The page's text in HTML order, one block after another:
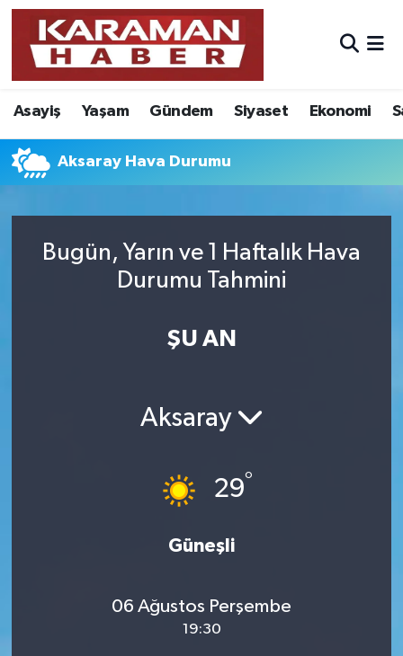
Asayiş Yaşam Gündem Siyaset Ekonomi
Aksaray Hava Durumu
Bugün, Yarın ve 1 Haftalık Hava
Durumu Tahmini
ŞU AN
Aksaray
29°
Güneşli
06 Ağustos Perşembe
19:30
Asayiş
Bilim - Teknoloji
Eğitim
Foto Galeri
Nöbetçi Eczaneler
Hava Durumu
Karaman Namaz Vakitleri
Süper Lig Puan Durumu ve Fikstür
Son Dakika Haberleri